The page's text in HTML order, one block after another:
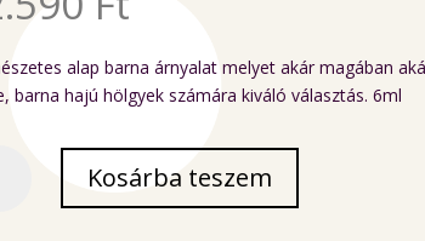
alap barna árnyalat melyet akár magában
barna hajú hölgyek számára kiváló választás. 6ml
Kosárba teszem